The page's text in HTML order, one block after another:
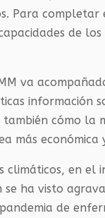
Para completar
de
va
información
cómo la
más económica
climáticos, en el
se ha visto
de